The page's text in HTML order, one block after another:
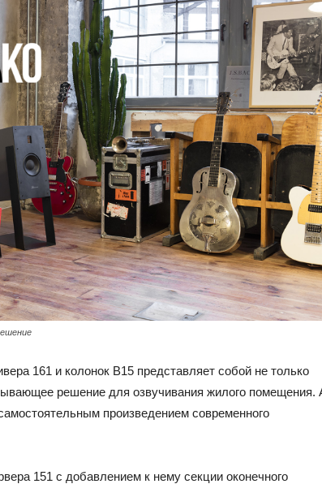
161 и колонок B15 представляет собой не только
решение для озвучивания жилого помещения.
произведением современного
151 с добавлением к нему секции оконечного